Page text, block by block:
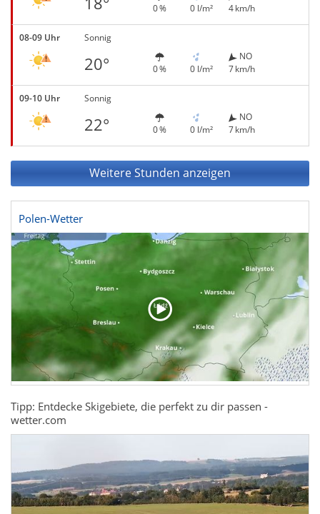
0 % 0 l/m²
4 km/h
08-09 Uhr Sonnig
20° 0 % 0 l/m²
NO
7 km/h
09-10 Uhr Sonnig
22° 0 % 0 l/m²
NO
7 km/h
Weitere Stunden anzeigen
Polen-Wetter
Tipp: Entdecke Skigebiete, die perfekt zu dir passen -
wetter.com